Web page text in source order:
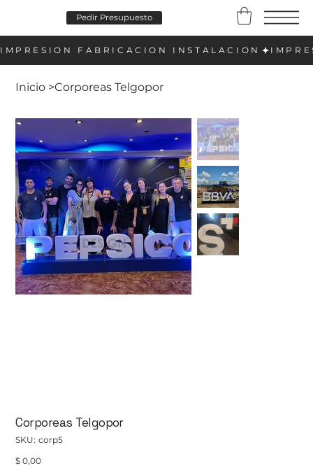
Pedir Presupuesto
Inicio >Corporeas Telgopor
Corporeas Telgopor
SKU: SKU
corp5
corp5
Precio
$ 0,00